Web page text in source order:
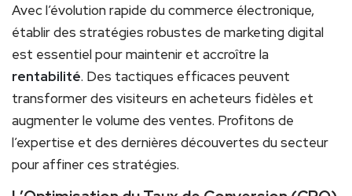
Avec l’évolution rapide du commerce électronique,
établir des stratégies robustes de marketing digital
est essentiel pour maintenir et accroître la
rentabilité. Des tactiques efficaces peuvent
transformer des visiteurs en acheteurs fidèles et
augmenter le volume des ventes. Profitons de
l’expertise et des dernières découvertes du secteur
pour affiner ces stratégies.